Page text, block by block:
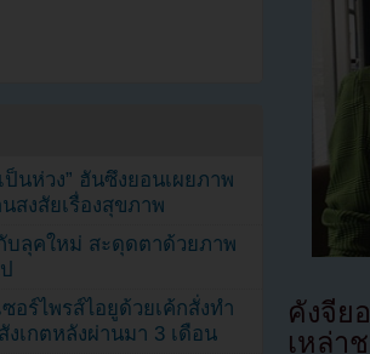
คังจีย
เหล่า
นห่วง” ฮันซึงยอนเผยภาพ
สงสัยเรื่องสุขภาพ
บลุคใหม่ สะดุดตาด้วยภาพ
อร์ไพรส์ไอยูด้วยเค้กสั่งทำ
งเกตหลังผ่านมา 3 เดือน